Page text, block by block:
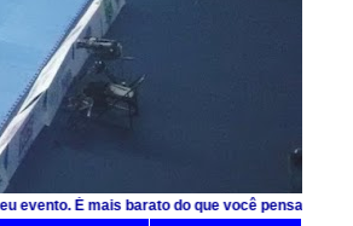
do que você pensa!